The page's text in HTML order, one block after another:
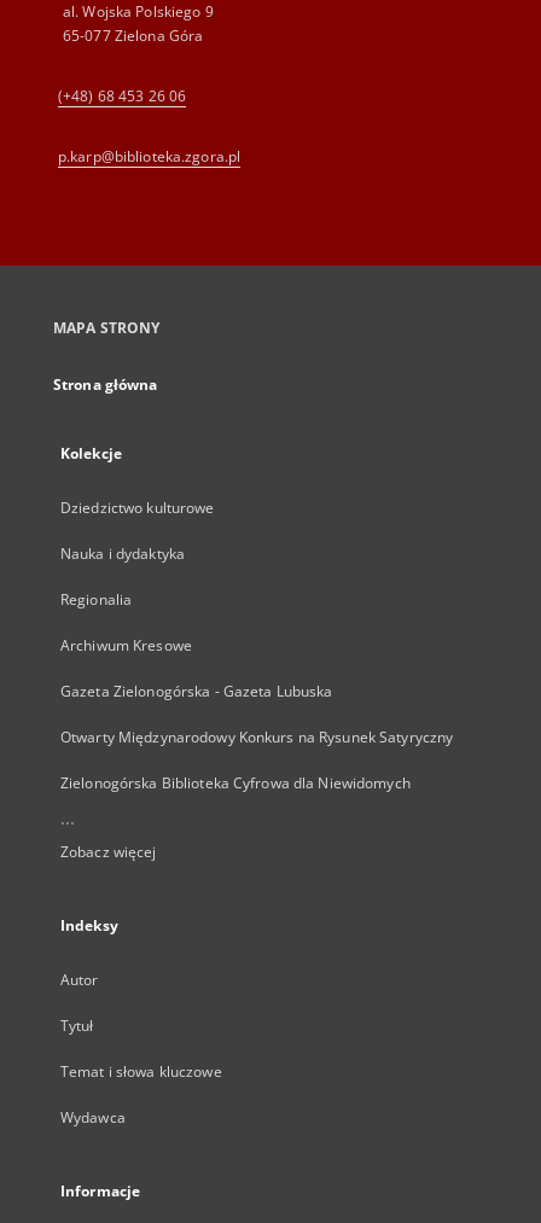
al. Wojska Polskiego 9
65-077 Zielona Góra
(+48) 68 453 26 06
p.karp@biblioteka.zgora.pl
MAPA STRONY
Strona główna
Kolekcje
Dziedzictwo kulturowe
Nauka i dydaktyka
Regionalia
Archiwum Kresowe
Gazeta Zielonogórska - Gazeta Lubuska
Otwarty Międzynarodowy Konkurs na Rysunek Satyryczny
Zielonogórska Biblioteka Cyfrowa dla Niewidomych
...
Zobacz więcej
Indeksy
Autor
Tytuł
Temat i słowa kluczowe
Wydawca
Informacje